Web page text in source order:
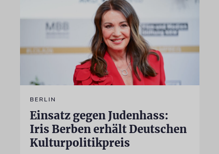
BERLIN
Einsatz gegen Judenhass:
Iris Berben erhält Deutschen
Kulturpolitikpreis